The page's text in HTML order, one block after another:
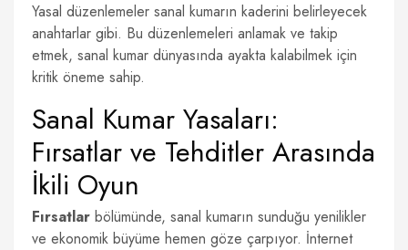
Yasal düzenlemeler sanal kumarın kaderini belirleyecek
anahtarlar gibi. Bu düzenlemeleri anlamak ve takip
etmek, sanal kumar dünyasında ayakta kalabilmek için
kritik öneme sahip.
Sanal Kumar Yasaları:
Fırsatlar ve Tehditler Arasında
İkili Oyun
Fırsatlar bölümünde, sanal kumarın sunduğu yenilikler
ve ekonomik büyüme hemen göze çarpıyor. İnternet